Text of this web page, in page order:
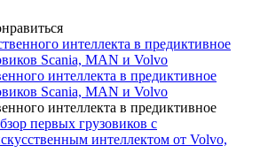
интеллекта в предиктивное
Scania, MAN и Volvo
интеллекта в предиктивное